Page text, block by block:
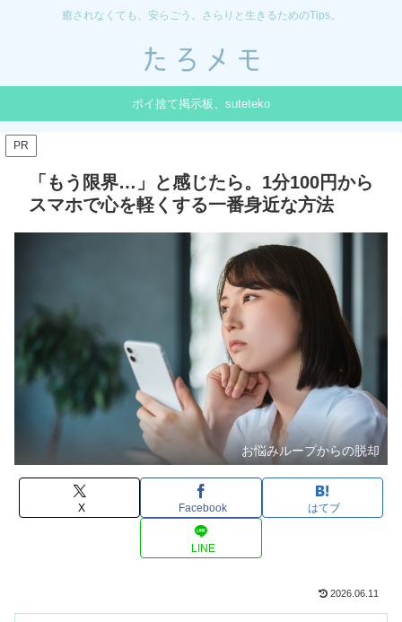
癒されなくても、安らごう。さらりと生きるためのTips。
ポイ捨て掲示板、suteteko
PR
「もう限界…」と感じたら。1分100円から
スマホで心を軽くする一番身近な方法
お悩みループからの脱却
X Facebook はてブ
LINE
2026.06.11